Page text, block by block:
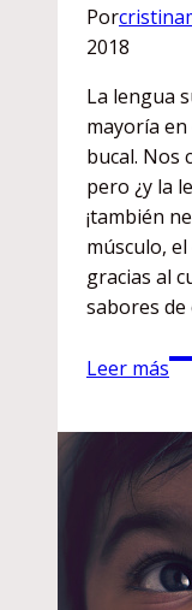
Por
2018
La lengua
mayoría
bucal. Nos
pero ¿y la
¡también
músculo,
gracias al
sabores
Leer másLa
de
de